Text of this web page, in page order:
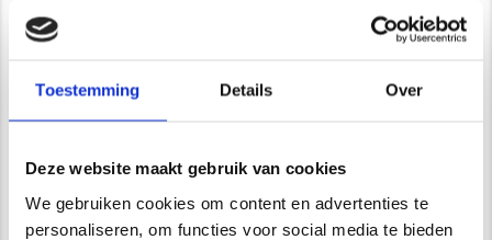
Toestemming Details Over
Deze website maakt gebruik van cookies
We gebruiken cookies om content en advertenties te
personaliseren, om functies voor social media te bieden
*Uitsluitend op afspraak*
Showroom